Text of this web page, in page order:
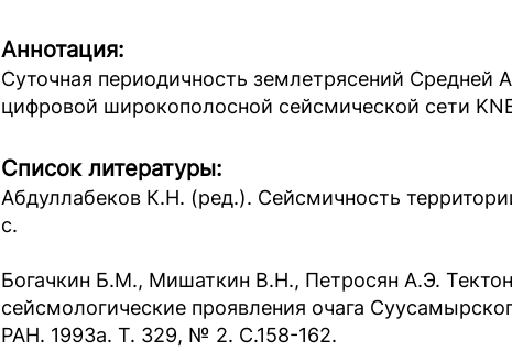
Аннотация:
Суточная периодичность землетрясений Средней
цифровой широкополосной сейсмической сети
Список литературы:
Абдуллабеков К.Н. (ред.). Сейсмичность
с.
Богачкин Б.М., Мишаткин В.Н., Петросян А.Э.
сейсмологические проявления очага
РАН. 1993а. Т. 329, № 2. С.158-162.